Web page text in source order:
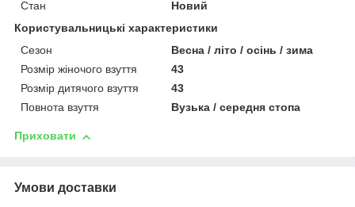
Стан
Новий
Користувальницькі характеристики
Сезон
Весна / літо / осінь / зима
Розмір жіночого взуття
43
Розмір дитячого взуття
43
Повнота взуття
Вузька / середня стопа
Приховати
Умови доставки